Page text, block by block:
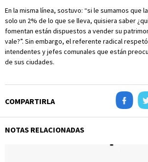
En la misma línea, sostuvo: “si le sumamos que
solo un 2% de lo que se lleva, quisiera saber
fomentan están dispuestos a vender su
vale?”. Sin embargo, el referente radical
intendentes y jefes comunales que están
de sus ciudades.
COMPARTIRLA
NOTAS RELACIONADAS